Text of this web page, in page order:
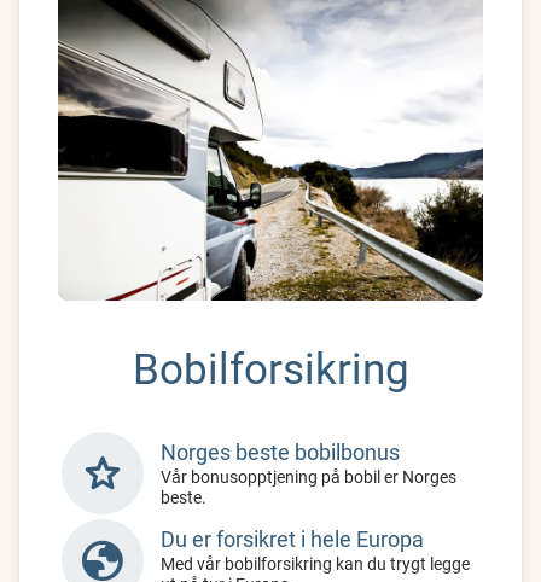
Bobilforsikring
star Norges beste bobilbonus
Vår bonusopptjening på bobil er Norges
beste.
globe Du er forsikret i hele Europa
Med vår bobilforsikring kan du trygt legge